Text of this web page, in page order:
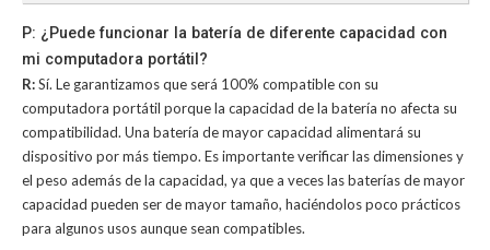
P: ¿Puede funcionar la batería de diferente capacidad con
mi computadora portátil?
R:Sí. Le garantizamos que será 100% compatible con su
computadora portátil porque la capacidad de la batería no afecta su
compatibilidad. Una batería de mayor capacidad alimentará su
dispositivo por más tiempo. Es importante verificar las dimensiones y
el peso además de la capacidad, ya que a veces las baterías de mayor
capacidad pueden ser de mayor tamaño, haciéndolos poco prácticos
para algunos usos aunque sean compatibles.